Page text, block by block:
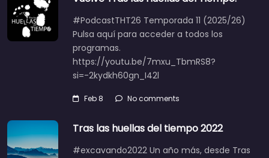
#PodcastTHT26 Temporada 11 (2025/26)
Pulsa aquí para acceder a todos los
programas.
https://youtu.be/7mxu_TbmRS8?
si=-2kydkh60gn_I42l
Feb 8 No comments
Tras las huellas del tiempo 2022
#excavando2022 Un año más, desde Tras